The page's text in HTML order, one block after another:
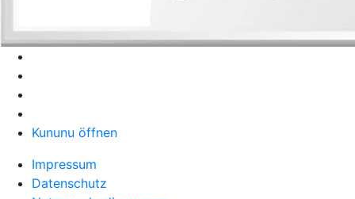
Kununu öffnen
Impressum
Datenschutz